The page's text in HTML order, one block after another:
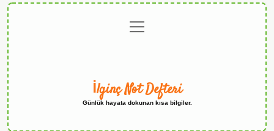
menüyü
aç
İlginç Not Defteri
Günlük hayata dokunan kısa bilgiler.